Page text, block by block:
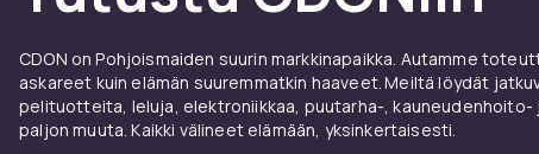
CDON on Pohjoismaiden suurin markkinapaikka. Autamme
askareet kuin elämän suuremmatkin haaveet. Meiltä löydät
pelituotteita, leluja, elektroniikkaa, puutarha-, kauneudenhoito-
paljon muuta. Kaikki välineet elämään, yksinkertaisesti.